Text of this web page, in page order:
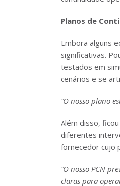
Planos de
Embora alguns
significativas.
testados em
cenários e se
“O nosso plano
Além disso,
diferentes
fornecedor cujo
“O nosso PCN
claras para